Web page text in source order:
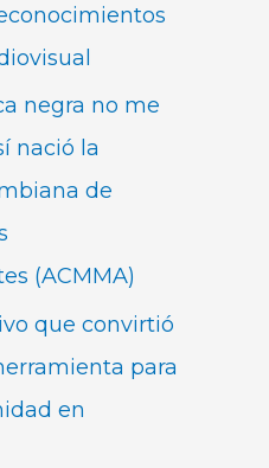
negra no me
nació la
de
(ACMMA)
que convirtió
para
en